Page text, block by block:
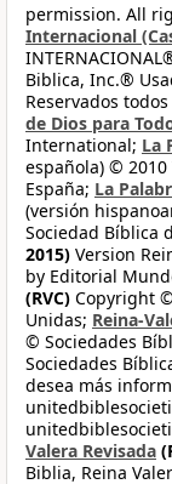
permission. All
Internacional
Biblica, Inc.®
Reservados
de Dios para
International; La
española) © 2010
España; La
(versión
Sociedad Bíblica
2015) Version
by Editorial
(RVC) Copyright
Unidas; Reina-
© Sociedades
Sociedades
desea más
Valera Revisada
Biblia, Reina